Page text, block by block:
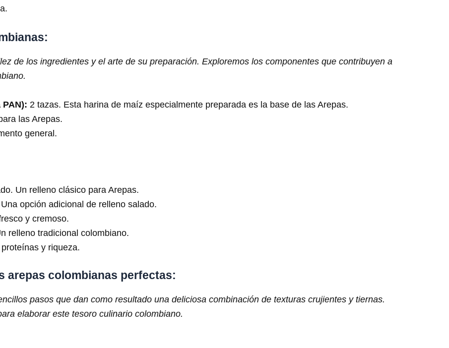
de los ingredientes y el arte de su preparación. Exploremos los componentes que contribuyen a
2 tazas. Esta harina de maíz especialmente preparada es la base de las Arepas.
las Arepas.
general.
Un relleno clásico para Arepas.
opción adicional de relleno salado.
y cremoso.
relleno tradicional colombiano.
y riqueza.
arepas colombianas perfectas:
pasos que dan como resultado una deliciosa combinación de texturas crujientes y tiernas.
elaborar este tesoro culinario colombiano.